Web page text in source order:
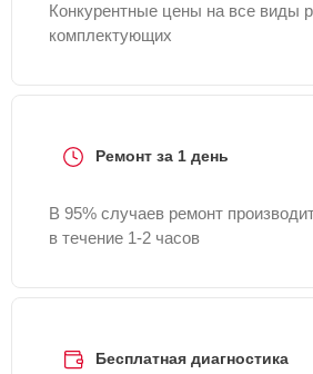
Конкурентные цены на все виды
комплектующих
Ремонт за 1 день
В 95% случаев ремонт
в течение 1-2 часов
Бесплатная диагностика